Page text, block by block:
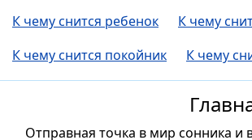
К чему снится ребенок
К чему
К чему снится покойник
К чему
Отправная точка в мир сонника и